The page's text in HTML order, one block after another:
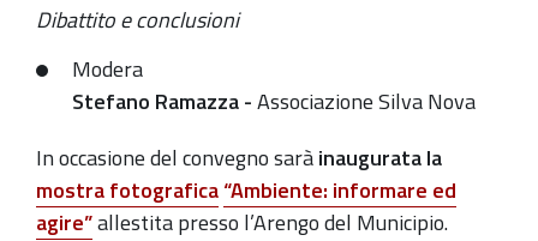
Dibattito e conclusioni
Modera
Stefano Ramazza -Associazione Silva Nova
In occasione del convegno saràinaugurata la
mostra fotografica“Ambiente: informare ed
agire”allestita presso l’Arengo del Municipio.